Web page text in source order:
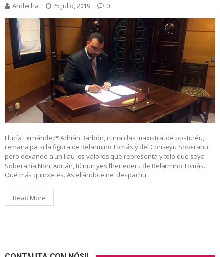
Andecha 25 Julio, 2019 0
Llucía Fernández* Adrián Barbón, nuna clas maxistral de posturéu,
remana pa si la figura de Belarmino Tomás y del Conseyu Soberanu,
pero dexando a un llau los valores que representa y tolo que seya
Soberanía Non, Adrián, tú nun yes l’heriederu de Belarmino Tomás.
Qué más quinxeres. Asiellándote nel despachu
Read More